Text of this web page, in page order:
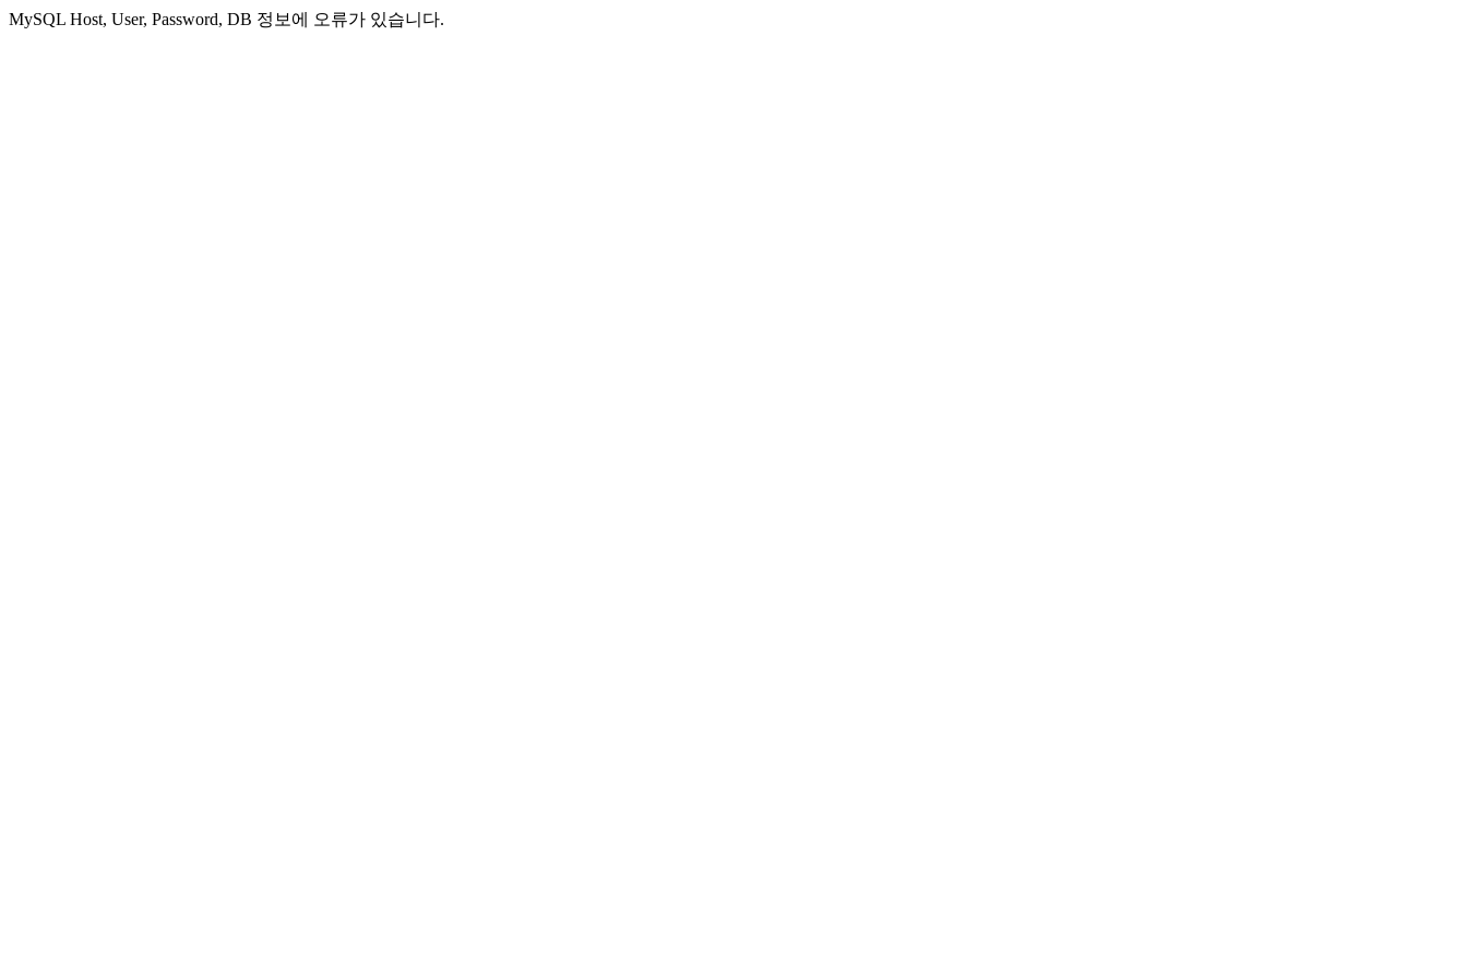
MySQL Host, User, Password, DB 정보에 오류가 있습니다.